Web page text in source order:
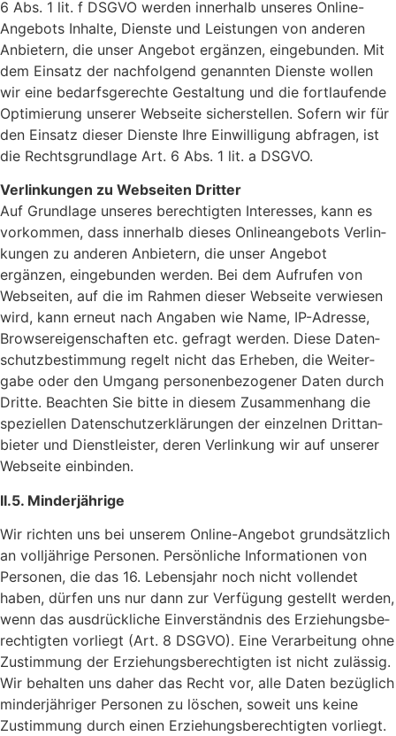
6 Abs. 1 lit. f DSGVO werden inner­halb unseres Online-
Ange­bots Inhalte, Dienste und Leis­tungen von anderen
Anbie­tern, die unser Angebot ergänzen, einge­bunden. Mit
dem Einsatz der nach­fol­gend genannten Dienste wollen
wir eine bedarfs­ge­rechte Gestal­tung und die fort­lau­fende
Opti­mie­rung unserer Webseite sicher­stellen. Sofern wir für
den Einsatz dieser Dienste Ihre Einwil­li­gung abfragen, ist
die Rechts­grund­lage Art. 6 Abs. 1 lit. a DSGVO.
Verlin­kungen zu Webseiten Dritter
Auf Grund­lage unseres berech­tigten Inter­esses, kann es
vorkommen, dass inner­halb dieses Online­an­ge­bots Verlin­
kungen zu anderen Anbie­tern, die unser Angebot
ergänzen, einge­bunden werden. Bei dem Aufrufen von
Webseiten, auf die im Rahmen dieser Webseite verwiesen
wird, kann erneut nach Angaben wie Name, IP-Adresse,
Brow­ser­ei­gen­schaften etc. gefragt werden. Diese Daten­
schutz­be­stim­mung regelt nicht das Erheben, die Weiter­
gabe oder den Umgang perso­nen­be­zo­gener Daten durch
Dritte. Beachten Sie bitte in diesem Zusam­men­hang die
spezi­ellen Daten­schutz­er­klä­rungen der einzelnen Dritt­an­
bieter und Dienst­leister, deren Verlin­kung wir auf unserer
Webseite einbinden.
II.5. Minder­jäh­rige
Wir richten uns bei unserem Online-Angebot grund­sätz­lich
an voll­jäh­rige Personen. Persön­liche Infor­ma­tionen von
Personen, die das 16. Lebens­jahr noch nicht voll­endet
haben, dürfen uns nur dann zur Verfü­gung gestellt werden,
wenn das ausdrück­liche Einver­ständnis des Erzie­hungs­be­
rech­tigten vorliegt (Art. 8 DSGVO). Eine Verar­bei­tung ohne
Zustim­mung der Erzie­hungs­be­rech­tigten ist nicht zulässig.
Wir behalten uns daher das Recht vor, alle Daten bezüg­lich
minder­jäh­riger Personen zu löschen, soweit uns keine
Zustim­mung durch einen Erzie­hungs­be­rech­tigten vorliegt.